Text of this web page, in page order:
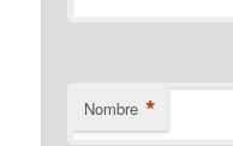
Nombre *